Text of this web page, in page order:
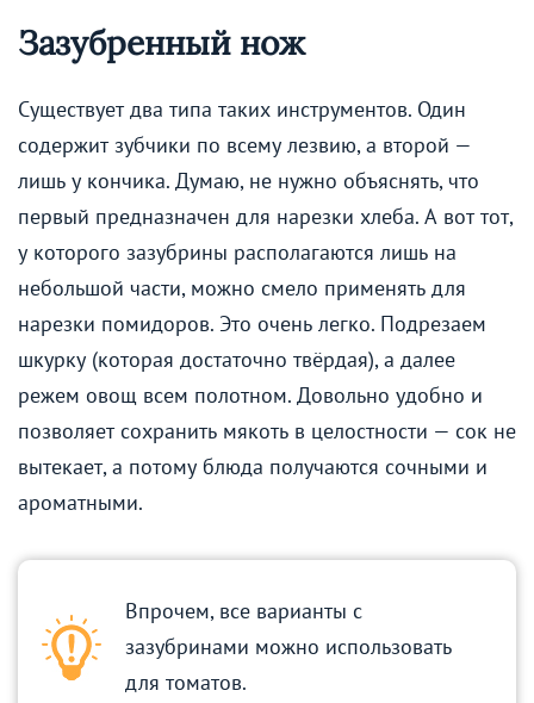
Зазубренный нож
Существует два типа таких инструментов. Один
содержит зубчики по всему лезвию, а второй —
лишь у кончика. Думаю, не нужно объяснять, что
первый предназначен для нарезки хлеба. А вот тот,
у которого зазубрины располагаются лишь на
небольшой части, можно смело применять для
нарезки помидоров. Это очень легко. Подрезаем
шкурку (которая достаточно твёрдая), а далее
режем овощ всем полотном. Довольно удобно и
позволяет сохранить мякоть в целостности — сок не
вытекает, а потому блюда получаются сочными и
ароматными.
Впрочем, все варианты с
зазубринами можно использовать
для томатов.